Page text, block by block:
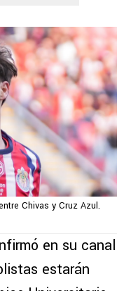
Chivas y Cruz Azul.
en su canal
estarán